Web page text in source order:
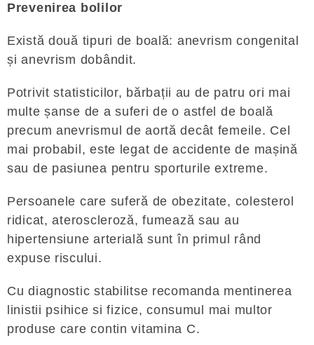
Prevenirea bolilor
Există două tipuri de boală: anevrism congenital
și anevrism dobândit.
Potrivit statisticilor, bărbații au de patru ori mai
multe șanse de a suferi de o astfel de boală
precum anevrismul de aortă decât femeile. Cel
mai probabil, este legat de accidente de mașină
sau de pasiunea pentru sporturile extreme.
Persoanele care suferă de obezitate, colesterol
ridicat, ateroscleroză, fumează sau au
hipertensiune arterială sunt în primul rând
expuse riscului.
Cu diagnostic stabilitse recomanda mentinerea
linistii psihice si fizice, consumul mai multor
produse care contin vitamina C.